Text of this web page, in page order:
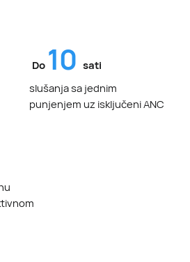
slušanja sa jednim
punjenjem uz isključeni ANC
Do 10 sati